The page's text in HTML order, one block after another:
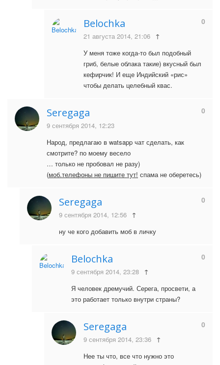
Belochka
21 августа 2014, 21:06 ↑
0
У меня тоже когда-то был подобный
гриб, белые облака такие) вкусный был
кефирчик! И еще Индийский «рис»
чтобы делать целебный квас.
Seregaga
9 сентября 2014, 12:23
0
Народ, предлагаю в watsapp чат сделать, как
смотрите? по моему весело
… только не пробовал не разу)
(моб.телефоны не пишите тут! спама не оберетесь)
Seregaga
9 сентября 2014, 12:56 ↑
0
ну че кого добавить моб в личку
Belochka
9 сентября 2014, 23:28 ↑
0
Я человек дремучий. Серега, просвети, а
это работает только внутри страны?
Seregaga
9 сентября 2014, 23:36 ↑
0
Нее ты что, все что нужно это